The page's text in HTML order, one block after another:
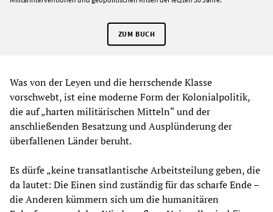
ZUM BUCH
Was von der Leyen und die herrschende Klasse
vorschwebt, ist eine moderne Form der Kolonialpolitik,
die auf „harten militärischen Mitteln“ und der
anschließenden Besatzung und Ausplünderung der
überfallenen Länder beruht.
Es dürfe „keine transatlantische Arbeitsteilung geben, die
da lautet: Die Einen sind zuständig für das scharfe Ende –
die Anderen kümmern sich um die humanitären